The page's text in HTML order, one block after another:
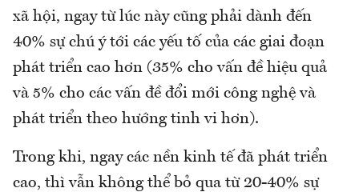
xã hội, ngay từ lúc này cũng phải dành đến
40% sự chú ý tới các yếu tố của các giai đoạn
phát triển cao hơn (35% cho vấn đề hiệu quả
và 5% cho các vấn đề đổi mới công nghệ và
phát triển theo hướng tinh vi hơn).
Trong khi, ngay các nền kinh tế đã phát triển
cao, thì vẫn không thể bỏ qua từ 20-40% sự